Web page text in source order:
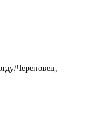
Череповец,